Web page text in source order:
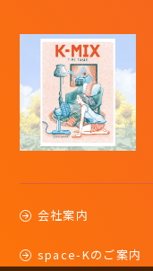
会社案内
space-Kのご案内